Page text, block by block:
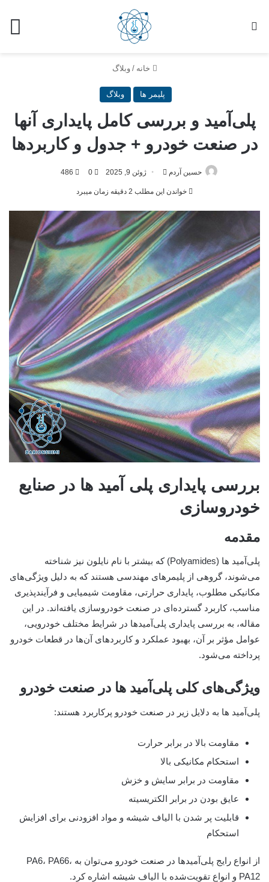
خانه / وبلاگ
پلیمر ها وبلاگ
پلی‌آمید و بررسی کامل پایداری آنها
در صنعت خودرو + جدول و کاربردها
حسین آردم ژوئن 9, 2025 0
486
خواندن این مطلب 2 دقیقه زمان میبرد
بررسی پایداری پلی آمید ها در صنایع
خودروسازی
مقدمه
پلی‌آمید ها (Polyamides) که بیشتر با نام نایلون نیز شناخته
می‌شوند، گروهی از پلیمرهای مهندسی هستند که به دلیل ویژگی‌های
مکانیکی مطلوب، پایداری حرارتی، مقاومت شیمیایی و فرآیندپذیری
مناسب، کاربرد گسترده‌ای در صنعت خودروسازی یافته‌اند. در این
مقاله، به بررسی پایداری پلی‌آمیدها در شرایط مختلف خودرویی،
عوامل مؤثر بر آن، بهبود عملکرد و کاربردهای آن‌ها در قطعات خودرو
پرداخته می‌شود.
ویژگی‌های کلی پلی‌آمید ها در صنعت خودرو
پلی‌آمید ها به دلایل زیر در صنعت خودرو پرکاربرد هستند:
مقاومت بالا در برابر حرارت
استحکام مکانیکی بالا
مقاومت در برابر سایش و خزش
عایق بودن در برابر الکتریسیته
قابلیت پر شدن با الیاف شیشه و مواد افزودنی برای افزایش
استحکام
از انواع رایج پلی‌آمیدها در صنعت خودرو می‌توان به PA6، PA66،
PA12 و انواع تقویت‌شده با الیاف شیشه اشاره کرد.